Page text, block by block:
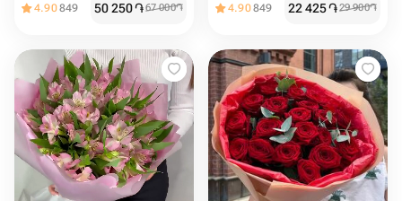
4.90849 50 250֏67 000֏ 4.90849 22 425֏29 900֏